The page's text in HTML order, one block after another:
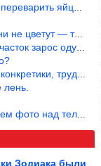
его до кипения и выкл
в его начале. Достаточно
одуванчиками — ничего.
указать наименование рекоме
лень.
две полки? Делают интер
Зодиака были